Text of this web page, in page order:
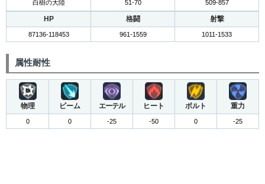
白樹の大陸 51-70 509-857
HP 格闘 射撃
87136-118453 961-1559 1011-1533
属性耐性
物理 ビーム エーテル ヒート ボルト 重力
0 0 -25 -50 0 -25